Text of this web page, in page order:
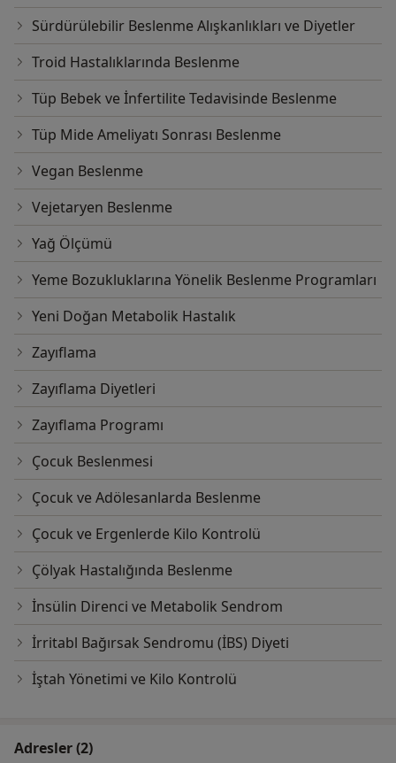
Sürdürülebilir Beslenme Alışkanlıkları ve Diyetler
Troid Hastalıklarında Beslenme
Tüp Bebek ve İnfertilite Tedavisinde Beslenme
Tüp Mide Ameliyatı Sonrası Beslenme
Vegan Beslenme
Vejetaryen Beslenme
Yağ Ölçümü
Yeme Bozukluklarına Yönelik Beslenme Programları
Yeni Doğan Metabolik Hastalık
Zayıflama
Zayıflama Diyetleri
Zayıflama Programı
Çocuk Beslenmesi
Çocuk ve Adölesanlarda Beslenme
Çocuk ve Ergenlerde Kilo Kontrolü
Çölyak Hastalığında Beslenme
İnsülin Direnci ve Metabolik Sendrom
İrritabl Bağırsak Sendromu (İBS) Diyeti
İştah Yönetimi ve Kilo Kontrolü
Adresler (2)